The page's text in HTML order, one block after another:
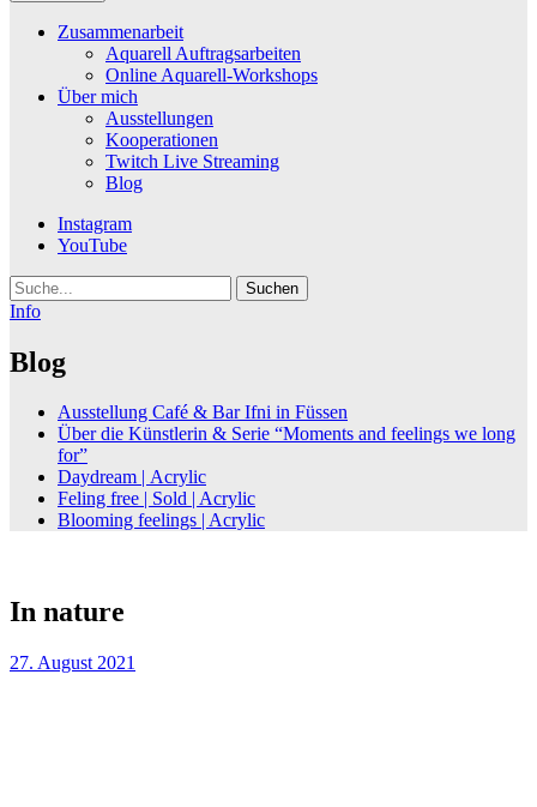
Zusammenarbeit
Aquarell Auftragsarbeiten
Online Aquarell-Workshops
Über mich
Ausstellungen
Kooperationen
Twitch Live Streaming
Blog
Instagram
YouTube
Suche
Info
Blog
Ausstellung Café & Bar Ifni in Füssen
Über die Künstlerin & Serie “Moments and feelings we long
for”
Daydream | Acrylic
Feling free | Sold | Acrylic
Blooming feelings | Acrylic
In nature
27. August 2021